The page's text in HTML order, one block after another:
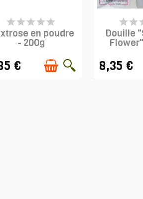
ARTICLES EN
STOCKen poudre
- 200g
€
DERNIERS
Douille
8,35 €